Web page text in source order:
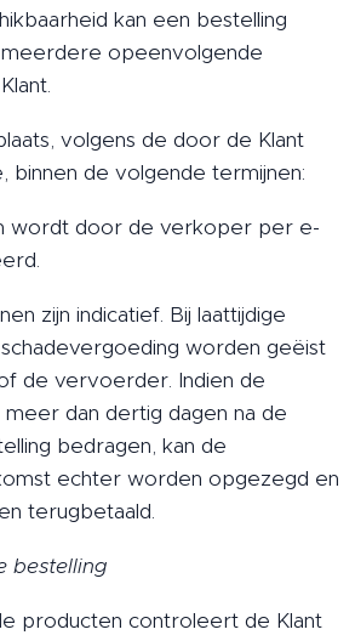
kan een bestelling
meerdere opeenvolgende
volgens de door de Klant
binnen de volgende termijnen:
wordt door de verkoper per e-
zijn indicatief. Bij laattijdige
worden geëist
de vervoerder. Indien de
dan dertig dagen na de
bedragen, kan de
echter worden opgezegd en
terugbetaald.
bestelling
producten controleert de Klant